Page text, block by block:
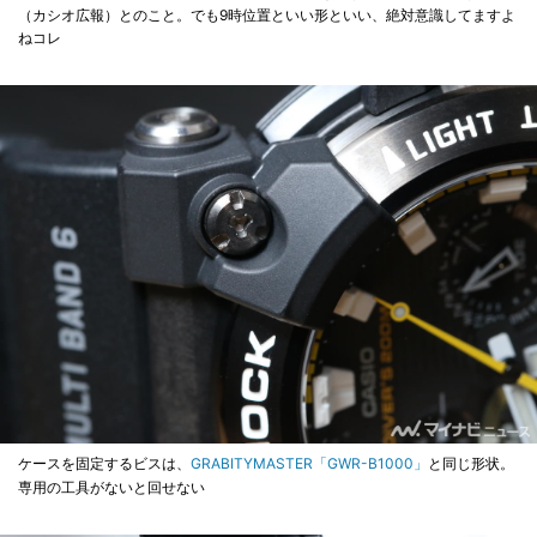
（カシオ広報）とのこと。でも9時位置といい形といい、絶対意識してますよ
ねコレ
ケースを固定するビスは、 GRABITYMASTER「GWR-B1000」 と同じ形状。
専用の工具がないと回せない